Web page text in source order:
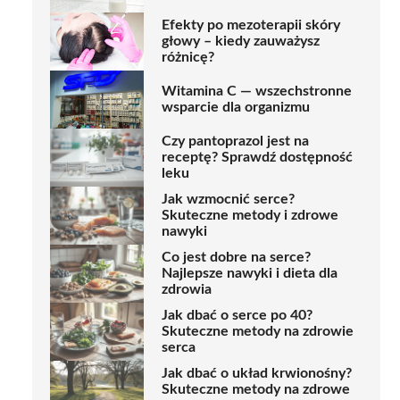
Efekty po mezoterapii skóry
głowy – kiedy zauważysz
różnicę?
Witamina C — wszechstronne
wsparcie dla organizmu
Czy pantoprazol jest na
receptę? Sprawdź dostępność
leku
Jak wzmocnić serce?
Skuteczne metody i zdrowe
nawyki
Co jest dobre na serce?
Najlepsze nawyki i dieta dla
zdrowia
Jak dbać o serce po 40?
Skuteczne metody na zdrowie
serca
Jak dbać o układ krwionośny?
Skuteczne metody na zdrowe